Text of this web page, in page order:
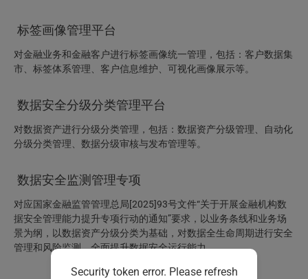
标签画像管理平台
对金融业务和金融客户进行标签画像统一管理，包括：客户数据集
市、标签体系管理、客户信息维护、可视化画像展示等。
数据安全分级分类管理平台
对数据资产进行分级分类管理，包括：数据资产分级管理、自动化
分级分类管理、数据分级审核与发布管理等。
数据安全监测管理专项
对应国家金融监管管理总局[2025]93号文件“关于开展金融机构数
据安全管理能力提升专项行动的通知”要求，以业务条线和业务场
景为纲，以数据资产分级分类为基础，对数据全生命周期进行安全
管理和风险监测，全面提升数据安全运行能力。
Security token error. Please refresh